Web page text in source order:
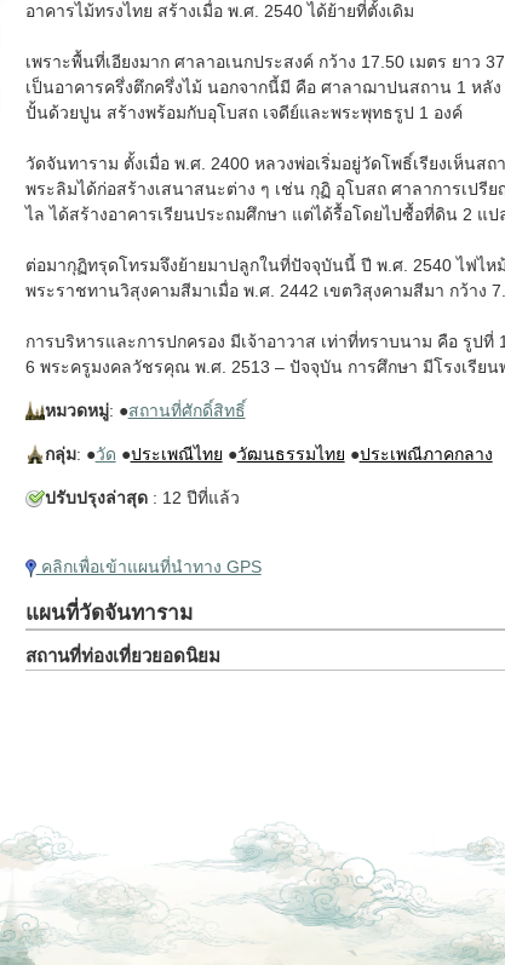
อาคารไม้ทรงไทย สร้างเมื่อ พ.ศ. 2540 ได้ย้ายที่ตั้งเดิม
เพราะพื้นที่เอียงมาก ศาลาอเนกประสงค์ กว้าง 17.50 เมตร ยาว
เป็นอาคารครึ่งตึกครึ่งไม้ นอกจากนี้มี คือ ศาลาฌาปนสถาน 1 ห
ปั้นด้วยปูน สร้างพร้อมกับอุโบสถ เจดีย์และพระพุทธรูป 1 องค์
วัดจันทาราม ตั้งเมื่อ พ.ศ. 2400 หลวงพ่อเริ่มอยู่วัดโพธิ์เรียงเห็น
พระลิมได้ก่อสร้างเสนาสนะต่าง ๆ เช่น กุฏิ อุโบสถ ศาลาการเป
ไล ได้สร้างอาคารเรียนประถมศึกษา แต่ได้รื้อโดยไปซื้อที่ดิน 2 แป
ต่อมากุฏิทรุดโทรมจึงย้ายมาปลูกในที่ปัจจุบันนี้ ปี พ.ศ. 2540 ไฟไ
พระราชทานวิสุงคามสีมาเมื่อ พ.ศ. 2442 เขตวิสุงคามสีมา กว้าง
การบริหารและการปกครอง มีเจ้าอาวาส เท่าที่ทราบนาม คือ รูป
6 พระครูมงคลวัชรคุณ พ.ศ. 2513 – ปัจจุบัน การศึกษา มีโรงเรีย
หมวดหมู่: ●สถานที่ศักดิ์สิทธิ์
กลุ่ม: ●วัด ●ประเพณีไทย ●วัฒนธรรมไทย ●ประเพณีภาคกลาง
ปรับปรุงล่าสุด: 12 ปีที่แล้ว
คลิกเพื่อเข้าแผนที่นำทาง GPS
แผนที่วัดจันทาราม
สถานที่ท่องเที่ยวยอดนิยม